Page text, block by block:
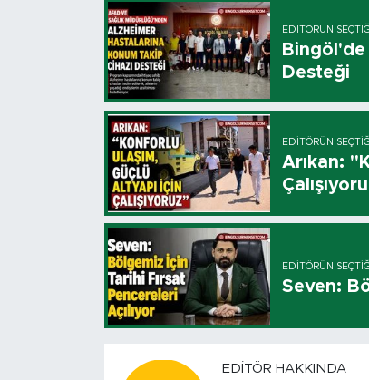
EDITÖRÜN SEÇTIĞI
Bingöl'de
Desteği
EDITÖRÜN SEÇTIĞI
Arıkan:
EDITÖRÜN SEÇTIĞI
Seven:
EDITÖR HAKKINDA